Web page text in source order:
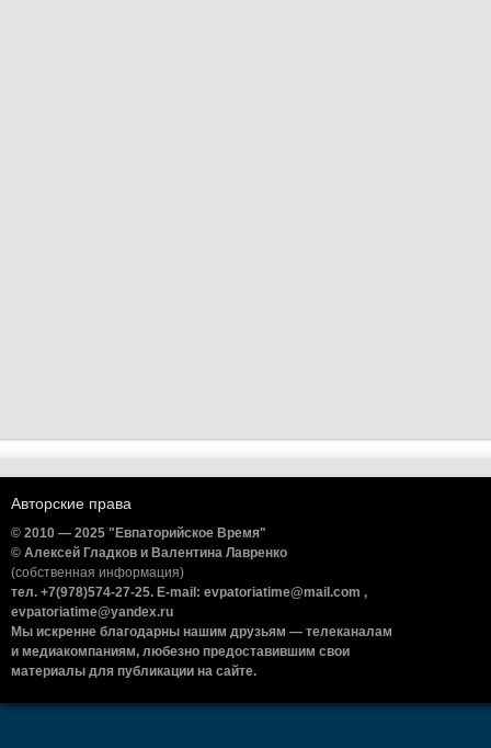
Авторские права
© 2010 — 2025 "Евпаторийское Время"
© Алексей Гладков и Валентина Лавренко
(собственная информация)
тел. +7(978)574-27-25. E-mail: evpatoriatime@mail.com ,
evpatoriatime@yandex.ru
Мы искренне благодарны нашим друзьям — телеканалам
и медиакомпаниям, любезно предоставившим свои
материалы для публикации на сайте.